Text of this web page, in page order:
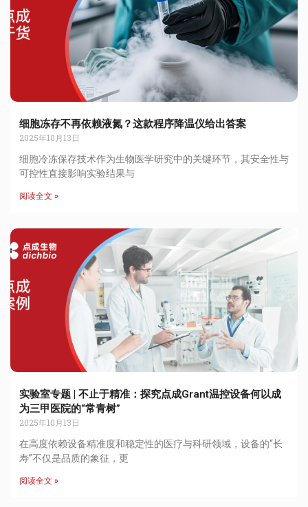
细胞冻存不再依赖液氮？这款程序降温仪给出答案
2025年10月13日
细胞冷冻保存技术作为生物医学研究中的关键环节，其安全性与
可控性直接影响实验结果与
阅读全文 »
实验室专题 | 不止于精准：探究点成Grant温控设备何以成
为三甲医院的“常青树”
2025年10月13日
在高度依赖设备精准度和稳定性的医疗与科研领域，设备的“长
寿”不仅是品质的象征，更
阅读全文 »